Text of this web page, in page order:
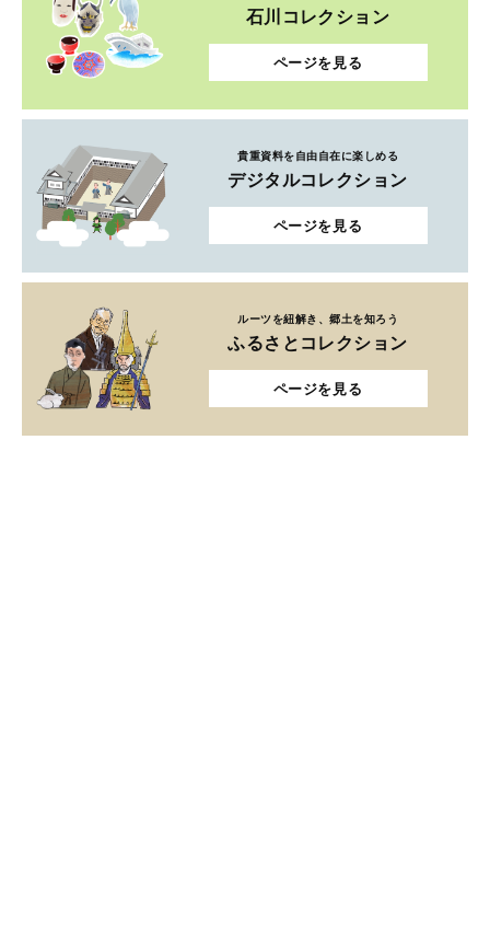
石川コレクション
ページを見る
貴重資料を自由自在に楽しめる
デジタルコレクション
ページを見る
ルーツを紐解き、郷土を知ろう
ふるさとコレクション
ページを見る